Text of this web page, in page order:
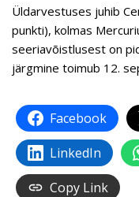
Üldarvestuses juhib
punkti), kolmas
seeriavõistlusest on
järgmine toimub 12.
Facebook
LinkedIn
Copy Link